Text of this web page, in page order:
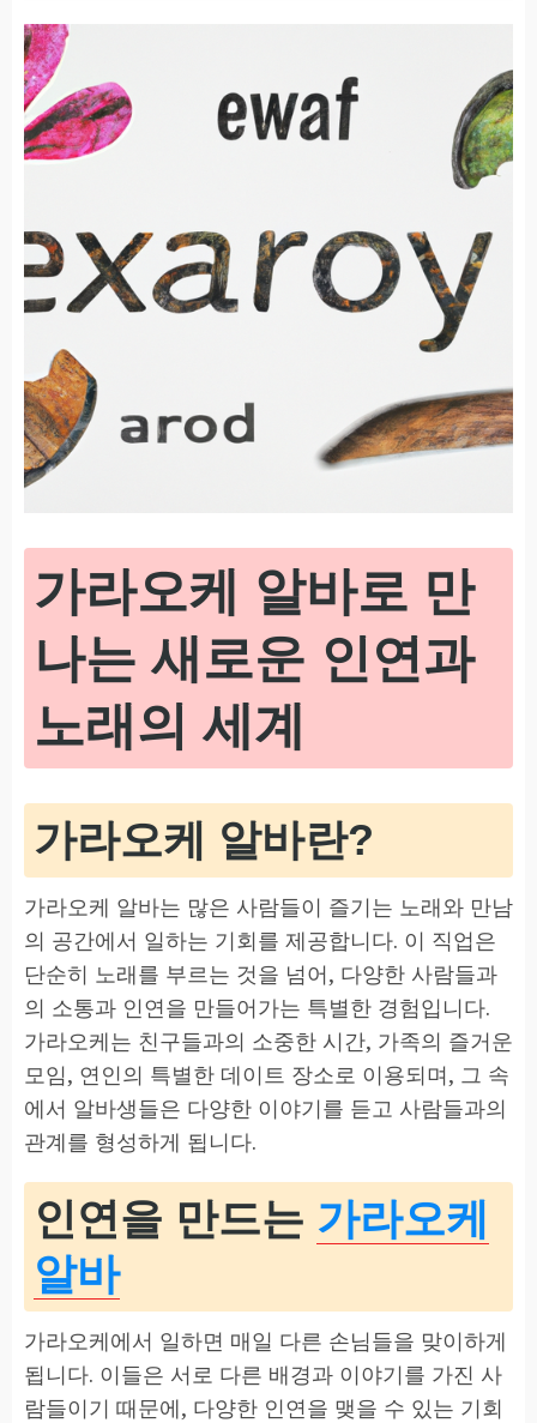
가라오케 알바로 만
나는 새로운 인연과
노래의 세계
가라오케 알바란?
가라오케 알바는 많은 사람들이 즐기는 노래와 만남
의 공간에서 일하는 기회를 제공합니다. 이 직업은
단순히 노래를 부르는 것을 넘어, 다양한 사람들과
의 소통과 인연을 만들어가는 특별한 경험입니다.
가라오케는 친구들과의 소중한 시간, 가족의 즐거운
모임, 연인의 특별한 데이트 장소로 이용되며, 그 속
에서 알바생들은 다양한 이야기를 듣고 사람들과의
관계를 형성하게 됩니다.
인연을 만드는 가라오케
알바
가라오케에서 일하면 매일 다른 손님들을 맞이하게
됩니다. 이들은 서로 다른 배경과 이야기를 가진 사
람들이기 때문에, 다양한 인연을 맺을 수 있는 기회